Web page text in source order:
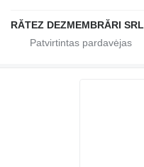
RĂTEZ DEZMEMBRĂRI SRL